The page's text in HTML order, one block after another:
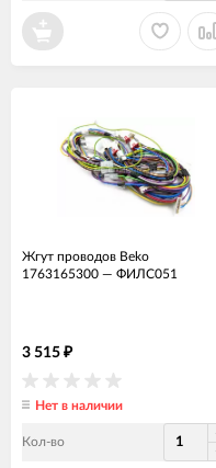
Жгут проводов Beko
1763165300 — ФИЛС051
3 515 ₽
Нет в наличии
Кол-во